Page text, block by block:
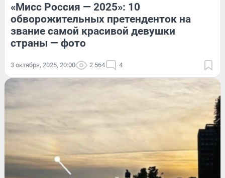
«Мисс Россия — 2025»: 10
обворожительных претенденток на
звание самой красивой девушки
страны — фото
3 октября, 2025, 20:00 2 564 4